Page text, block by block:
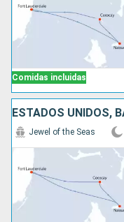
Comidas incluidas
ESTADOS UNIDOS,
Jewel of the Seas